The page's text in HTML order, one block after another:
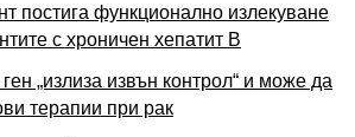
постига функционално излекуване
с хроничен хепатит B
„излиза извън контрол“ и може да
терапии при рак